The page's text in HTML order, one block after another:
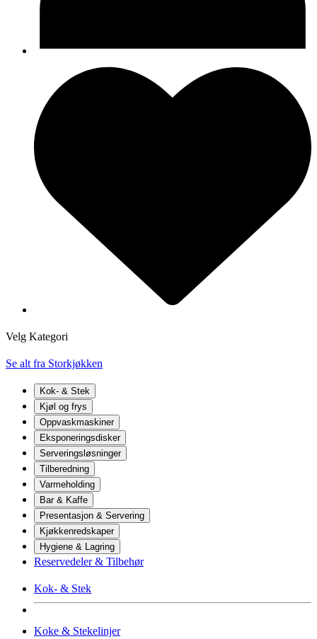
Velg Kategori
Se alt fra Storkjøkken
Kok- & Stek
Kjøl og frys
Oppvaskmaskiner
Eksponeringsdisker
Serveringsløsninger
Tilberedning
Varmeholding
Bar & Kaffe
Presentasjon & Servering
Kjøkkenredskaper
Hygiene & Lagring
Reservedeler & Tilbehør
Kok- & Stek
Koke & Stekelinjer